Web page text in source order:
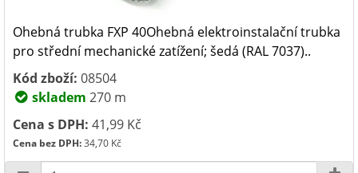
Ohebná trubka FXP 40Ohebná elektroinstalační trubka
pro střední mechanické zatížení; šedá (RAL 7037)..
Kód zboží: 08504
skladem 270 m
Cena s DPH: 41,99 Kč
Cena bez DPH:34,70 Kč